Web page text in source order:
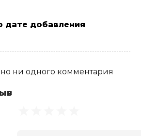
дате добавления
ни одного комментария